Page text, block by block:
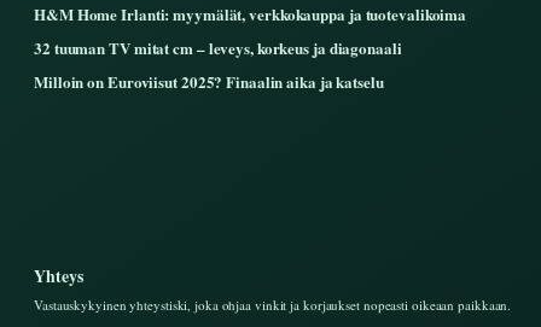
H&M Home Irlanti: myymälät, verkkokauppa ja tuotevalikoima
32 tuuman TV mitat cm – leveys, korkeus ja diagonaali
Milloin on Euroviisut 2025? Finaalin aika ja katselu
Yhteys
Vastauskykyinen yhteystiski, joka ohjaa vinkit ja korjaukset nopeasti oikeaan paikkaan.